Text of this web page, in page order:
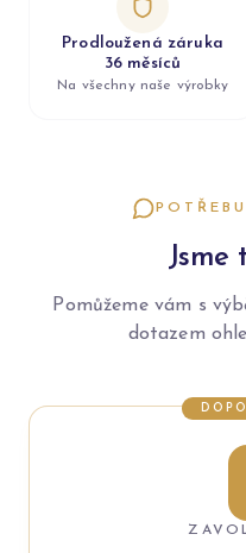
Prodloužená záruka
36 měsíců
Na všechny naše výrobky
Jsme
Pomůžeme vám s
dotazem